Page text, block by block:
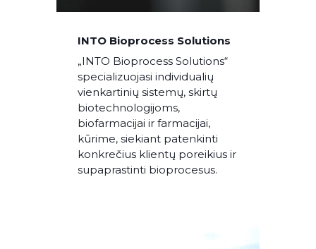
INTO Bioprocess Solutions
„INTO Bioprocess Solutions“
specializuojasi individualių
vienkartinių sistemų, skirtų
biotechnologijoms,
biofarmacijai ir farmacijai,
kūrime, siekiant patenkinti
konkrečius klientų poreikius ir
supaprastinti bioprocesus.